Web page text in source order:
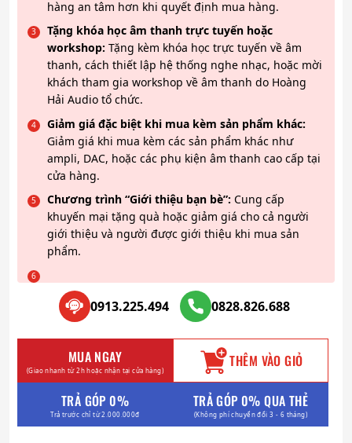
hàng an tâm hơn khi quyết định mua hàng.
Tặng khóa học âm thanh trực tuyến hoặc
workshop: Tặng kèm khóa học trực tuyến về âm
thanh, cách thiết lập hệ thống nghe nhạc, hoặc mời
khách tham gia workshop về âm thanh do Hoàng
Hải Audio tổ chức.
Giảm giá đặc biệt khi mua kèm sản phẩm khác:
Giảm giá khi mua kèm các sản phẩm khác như
ampli, DAC, hoặc các phụ kiện âm thanh cao cấp tại
cửa hàng.
Chương trình “Giới thiệu bạn bè”: Cung cấp
khuyến mại tặng quà hoặc giảm giá cho cả người
giới thiệu và người được giới thiệu khi mua sản
phẩm.
0913.225.494 0828.826.688
MUA NGAY
(Giao nhanh từ 2h hoặc nhận tại cửa hàng) THÊM VÀO GIỎ
TRẢ GÓP 0%
Trả trước chỉ từ 2.000.000đ
TRẢ GÓP 0% QUA THẺ
(Không phí chuyển đổi 3 - 6 tháng)